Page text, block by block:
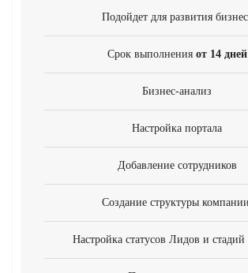
Подойдет для развития
Срок выполнения от 14 дней
Бизнес-анализ
Настройка портала
Добавление сотрудников
Создание структуры компании
Настройка статусов Лидов и стадий